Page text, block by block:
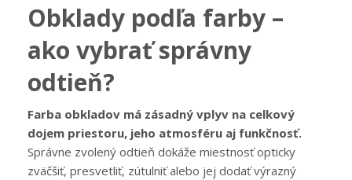
Obklady podľa farby –
ako vybrať správny
odtieň?
Farba obkladov má zásadný vplyv na celkový
dojem priestoru, jeho atmosféru aj funkčnosť.
Správne zvolený odtieň dokáže miestnosť opticky
zväčšiť, presvetliť, zútulniť alebo jej dodať výrazný